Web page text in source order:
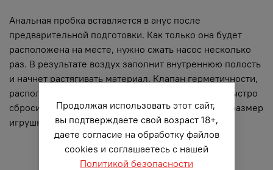
Анальная пробка вставляется в анус после
предварительной подготовки. Как только она будет
расположена на месте, нужно сжать насос несколько
раз. В результате воздух заполнит внутреннюю полость
и начнет растягивать материал. Клапан герметичности,
расположенный у основания насоса, позволяет быстро
сбросить давление и соответственно уменьшить размер
игрушки.
Продолжая использовать этот сайт,
вы подтверждаете свой возраст 18+,
даете согласие на обработку файлов
cookies и соглашаетесь с нашей
Политикой безопасности